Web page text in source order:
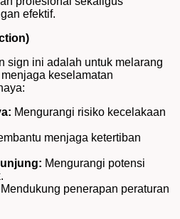
efektif.
sign ini adalah untuk melarang
keselamatan
Mengurangi risiko kecelakaan
menjaga ketertiban
Mengurangi potensi
Mendukung penerapan peraturan